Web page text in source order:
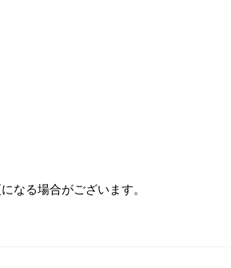
なる場合がございます。